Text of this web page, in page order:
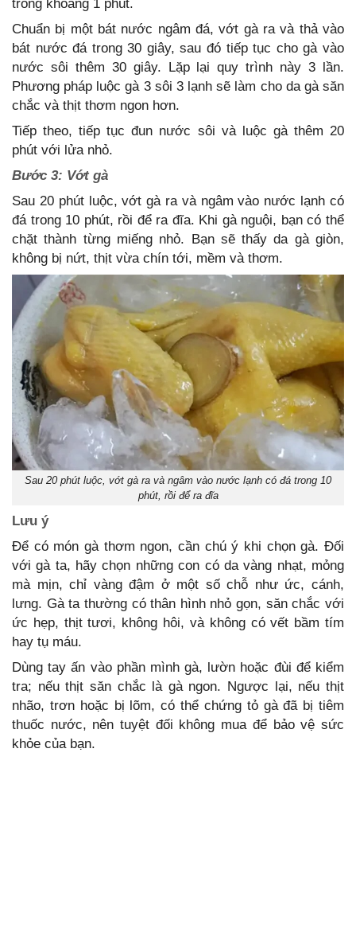
trong khoảng 1 phút.
Chuẩn bị một bát nước ngâm đá, vớt gà ra và thả vào
bát nước đá trong 30 giây, sau đó tiếp tục cho gà vào
nước sôi thêm 30 giây. Lặp lại quy trình này 3 lần.
Phương pháp luộc gà 3 sôi 3 lạnh sẽ làm cho da gà săn
chắc và thịt thơm ngon hơn.
Tiếp theo, tiếp tục đun nước sôi và luộc gà thêm 20
phút với lửa nhỏ.
Bước 3: Vớt gà
Sau 20 phút luộc, vớt gà ra và ngâm vào nước lạnh có
đá trong 10 phút, rồi để ra đĩa. Khi gà nguội, bạn có thể
chặt thành từng miếng nhỏ. Bạn sẽ thấy da gà giòn,
không bị nứt, thịt vừa chín tới, mềm và thơm.
Sau 20 phút luộc, vớt gà ra và ngâm vào nước lạnh có đá trong 10
phút, rồi để ra đĩa
Lưu ý
Để có món gà thơm ngon, cần chú ý khi chọn gà. Đối
với gà ta, hãy chọn những con có da vàng nhạt, mỏng
mà mịn, chỉ vàng đậm ở một số chỗ như ức, cánh,
lưng. Gà ta thường có thân hình nhỏ gọn, săn chắc với
ức hẹp, thịt tươi, không hôi, và không có vết bầm tím
hay tụ máu.
Dùng tay ấn vào phần mình gà, lườn hoặc đùi để kiểm
tra; nếu thịt săn chắc là gà ngon. Ngược lại, nếu thịt
nhão, trơn hoặc bị lõm, có thể chứng tỏ gà đã bị tiêm
thuốc nước, nên tuyệt đối không mua để bảo vệ sức
khỏe của bạn.